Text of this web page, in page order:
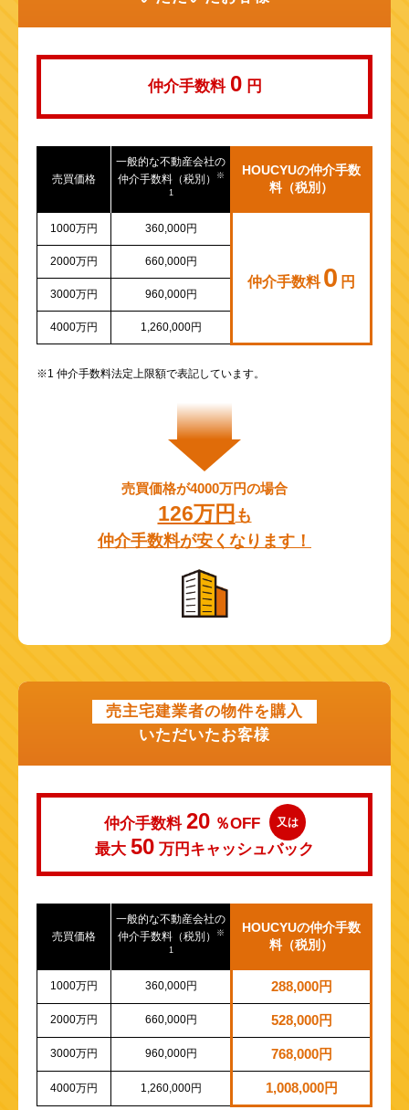
山陽新幹線
仲介手数料 0 円
売買価格
一般的な不動産会社の
仲介手数料（税別）
※
1
HOUCYUの仲介手数
料（税別）
1000万円 360,000円
仲介手数料 0 円
2000万円 660,000円
3000万円 960,000円
4000万円 1,260,000円
※1 仲介手数料法定上限額で表記しています。
売買価格が4000万円の場合
126万円 も
仲介手数料が安くなります！
売主宅建業者の物件を購入
いただいたお客様
仲介手数料 20 ％OFF 又は
最大 50 万円 キャッシュバック
売買価格
一般的な不動産会社の
仲介手数料（税別）
※
1
HOUCYUの仲介手数
料（税別）
1000万円 360,000円 288,000円
2000万円 660,000円 528,000円
3000万円 960,000円 768,000円
4000万円 1,260,000円 1,008,000円